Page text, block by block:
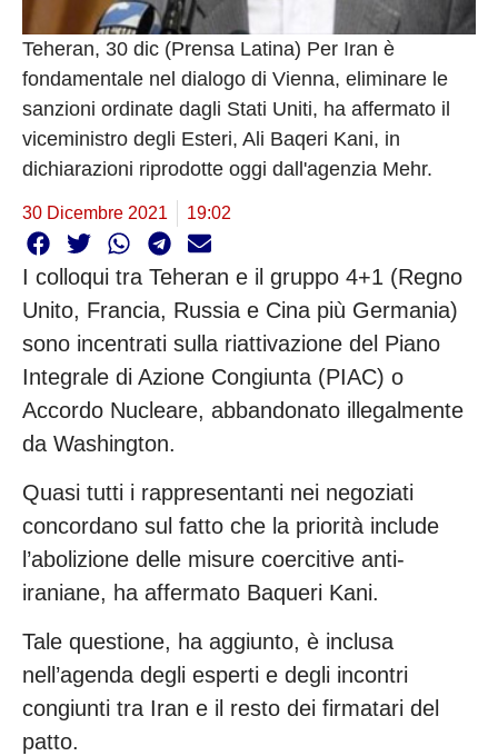
Teheran, 30 dic (Prensa Latina) Per Iran è
fondamentale nel dialogo di Vienna, eliminare le
sanzioni ordinate dagli Stati Uniti, ha affermato il
viceministro degli Esteri, Ali Baqeri Kani, in
dichiarazioni riprodotte oggi dall'agenzia Mehr.
30 Dicembre 2021 19:02
I colloqui tra Teheran e il gruppo 4+1 (Regno
Unito, Francia, Russia e Cina più Germania)
sono incentrati sulla riattivazione del Piano
Integrale di Azione Congiunta (PIAC) o
Accordo Nucleare, abbandonato illegalmente
da Washington.
Quasi tutti i rappresentanti nei negoziati
concordano sul fatto che la priorità include
l’abolizione delle misure coercitive anti-
iraniane, ha affermato Baqueri Kani.
Tale questione, ha aggiunto, è inclusa
nell’agenda degli esperti e degli incontri
congiunti tra Iran e il resto dei firmatari del
patto.